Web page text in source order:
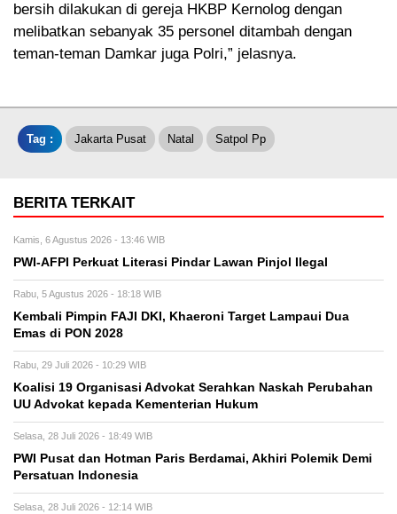
bersih dilakukan di gereja HKBP Kernolog dengan
melibatkan sebanyak 35 personel ditambah dengan
teman-teman Damkar juga Polri,” jelasnya.
Tag : Jakarta Pusat Natal Satpol Pp
BERITA TERKAIT
Kamis, 6 Agustus 2026 - 13:46 WIB
PWI-AFPI Perkuat Literasi Pindar Lawan Pinjol Ilegal
Rabu, 5 Agustus 2026 - 18:18 WIB
Kembali Pimpin FAJI DKI, Khaeroni Target Lampaui Dua
Emas di PON 2028
Rabu, 29 Juli 2026 - 10:29 WIB
Koalisi 19 Organisasi Advokat Serahkan Naskah Perubahan
UU Advokat kepada Kementerian Hukum
Selasa, 28 Juli 2026 - 18:49 WIB
PWI Pusat dan Hotman Paris Berdamai, Akhiri Polemik Demi
Persatuan Indonesia
Selasa, 28 Juli 2026 - 12:14 WIB